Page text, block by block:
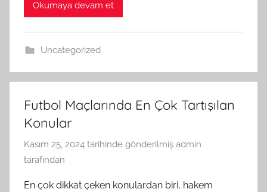
Okumaya devam et
Uncategorized
Futbol Maçlarında En Çok Tartışılan
Konular
Kasım 25, 2024 tarihinde gönderilmiş admin
tarafından
En çok dikkat çeken konulardan biri, hakem